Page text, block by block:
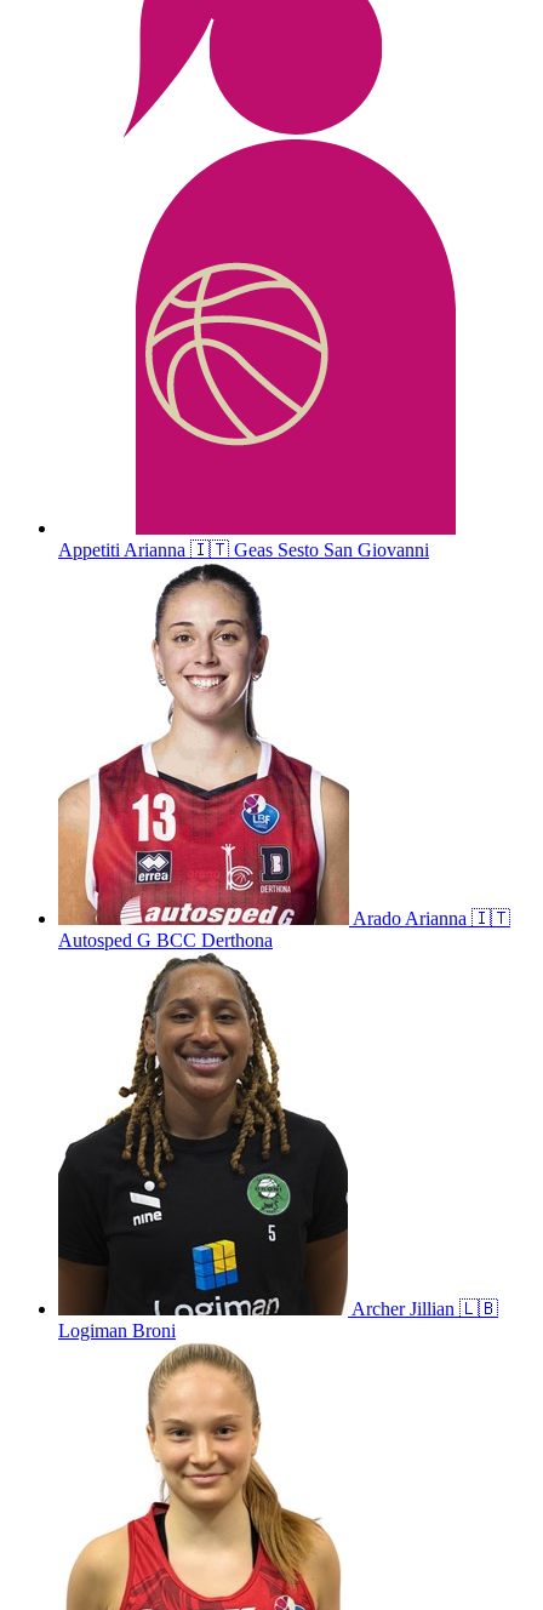
AppetitiArianna 🇮🇹 Geas Sesto San Giovanni
AradoArianna 🇮🇹
Autosped G BCC Derthona
ArcherJillian 🇱🇧
Logiman Broni